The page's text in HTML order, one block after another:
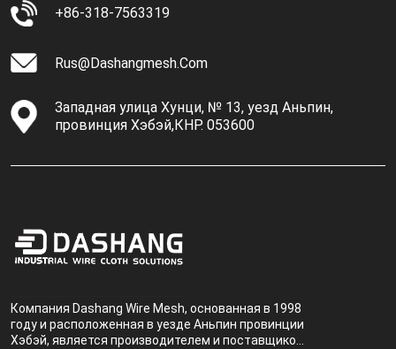
+86-318-7563319
Rus@dashangmesh.com
Западная улица Хунци, № 13, уезд Аньпин,
провинция Хэбэй,КНР. 053600
Компания Dashang Wire Mesh, основанная в 1998
году и расположенная в уезде Аньпин провинции
Хэбэй, является производителем и поставщиком,